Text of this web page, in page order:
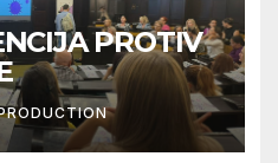
PROTIV